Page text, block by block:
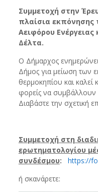
Συμμετοχή στην
πλαίσια εκπόνησης
Αειφόρου
Δέλτα.
Ο Δήμαρχος
Δήμος για μείωση των
θερμοκηπίου και καλεί
φορείς να
Διαβάστε την σχετική
Συμμετοχή στη
ερωτηματολογίου
συνδέσμου: https://
ή σκανάρετε: